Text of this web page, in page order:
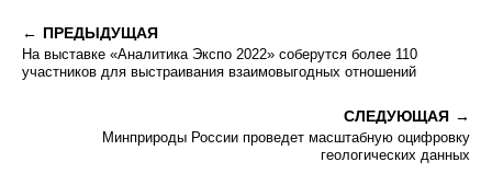
ПРЕДЫДУЩАЯ
На выставке «Аналитика Экспо 2022» соберутся более 110
участников для выстраивания взаимовыгодных отношений
СЛЕДУЮЩАЯ
Минприроды России проведет масштабную оцифровку
геологических данных